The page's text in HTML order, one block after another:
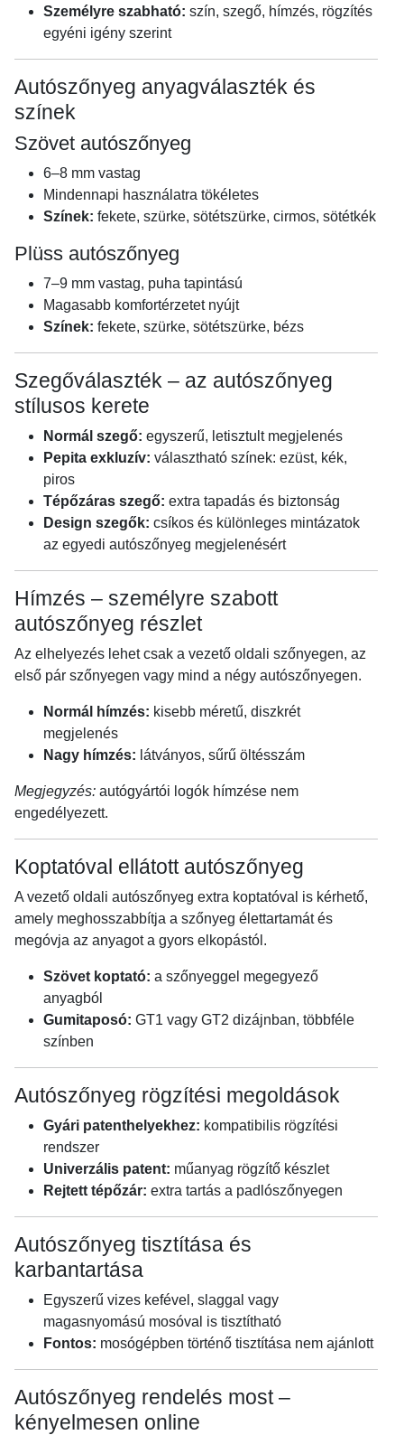
Személyre szabható: szín, szegő, hímzés, rögzítés
egyéni igény szerint
Autószőnyeg anyagválaszték és
színek
Szövet autószőnyeg
6–8 mm vastag
Mindennapi használatra tökéletes
Színek: fekete, szürke, sötétszürke, cirmos, sötétkék
Plüss autószőnyeg
7–9 mm vastag, puha tapintású
Magasabb komfortérzetet nyújt
Színek: fekete, szürke, sötétszürke, bézs
Szegőválaszték – az autószőnyeg
stílusos kerete
Normál szegő: egyszerű, letisztult megjelenés
Pepita exkluzív: választható színek: ezüst, kék,
piros
Tépőzáras szegő: extra tapadás és biztonság
Design szegők: csíkos és különleges mintázatok
az egyedi autószőnyeg megjelenésért
Hímzés – személyre szabott
autószőnyeg részlet
Az elhelyezés lehet csak a vezető oldali szőnyegen, az
első pár szőnyegen vagy mind a négy autószőnyegen.
Normál hímzés: kisebb méretű, diszkrét
megjelenés
Nagy hímzés: látványos, sűrű öltésszám
Megjegyzés: autógyártói logók hímzése nem
engedélyezett.
Koptatóval ellátott autószőnyeg
A vezető oldali autószőnyeg extra koptatóval is kérhető,
amely meghosszabbítja a szőnyeg élettartamát és
megóvja az anyagot a gyors elkopástól.
Szövet koptató: a szőnyeggel megegyező
anyagból
Gumitaposó: GT1 vagy GT2 dizájnban, többféle
színben
Autószőnyeg rögzítési megoldások
Gyári patenthelyekhez: kompatibilis rögzítési
rendszer
Univerzális patent: műanyag rögzítő készlet
Rejtett tépőzár: extra tartás a padlószőnyegen
Autószőnyeg tisztítása és
karbantartása
Egyszerű vizes kefével, slaggal vagy
magasnyomású mosóval is tisztítható
Fontos: mosógépben történő tisztítása nem ajánlott
Autószőnyeg rendelés most –
kényelmesen online